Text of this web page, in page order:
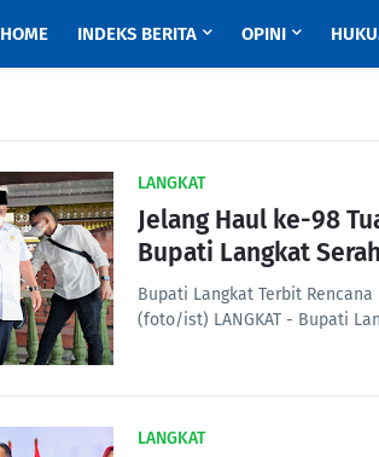
HOME INDEKS BERITA OPINI
LANGKAT
Jelang Haul ke-98
Bupati Langkat
Bupati Langkat Terbit
(foto/ist) LANGKAT - Bupati
LANGKAT